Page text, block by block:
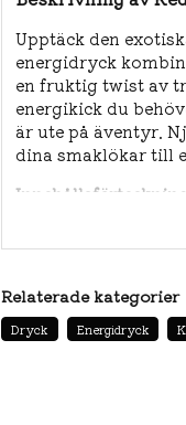
Upptäck den
energidryck
en fruktig twist av
energikick du
är ute på äventyr.
dina smaklökar till
Glukos
Citronsyra
Relaterade kategorier
Dryck Energidryck